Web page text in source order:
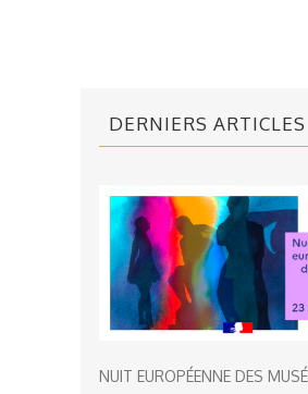
DERNIERS ARTICLES
NUIT EUROPÉENNE DES